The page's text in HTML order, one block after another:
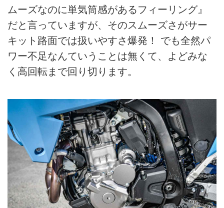
ムーズなのに単気筒感があるフィーリング』
だと言っていますが、そのスムーズさがサー
キット路面では扱いやすさ爆発！ でも全然パ
ワー不足なんていうことは無くて、よどみな
く高回転まで回り切ります。